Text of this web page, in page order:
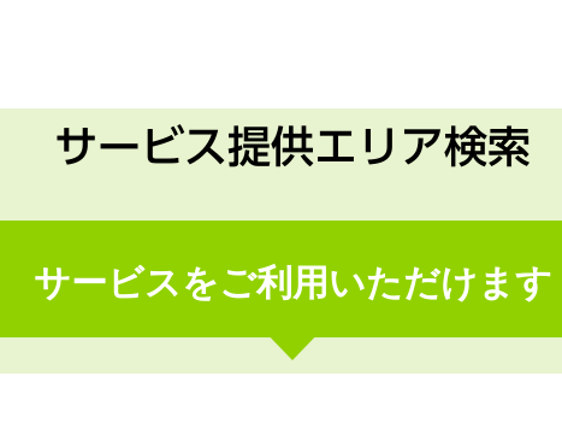
サービス提供エリア検索
サービスをご利用いただけます